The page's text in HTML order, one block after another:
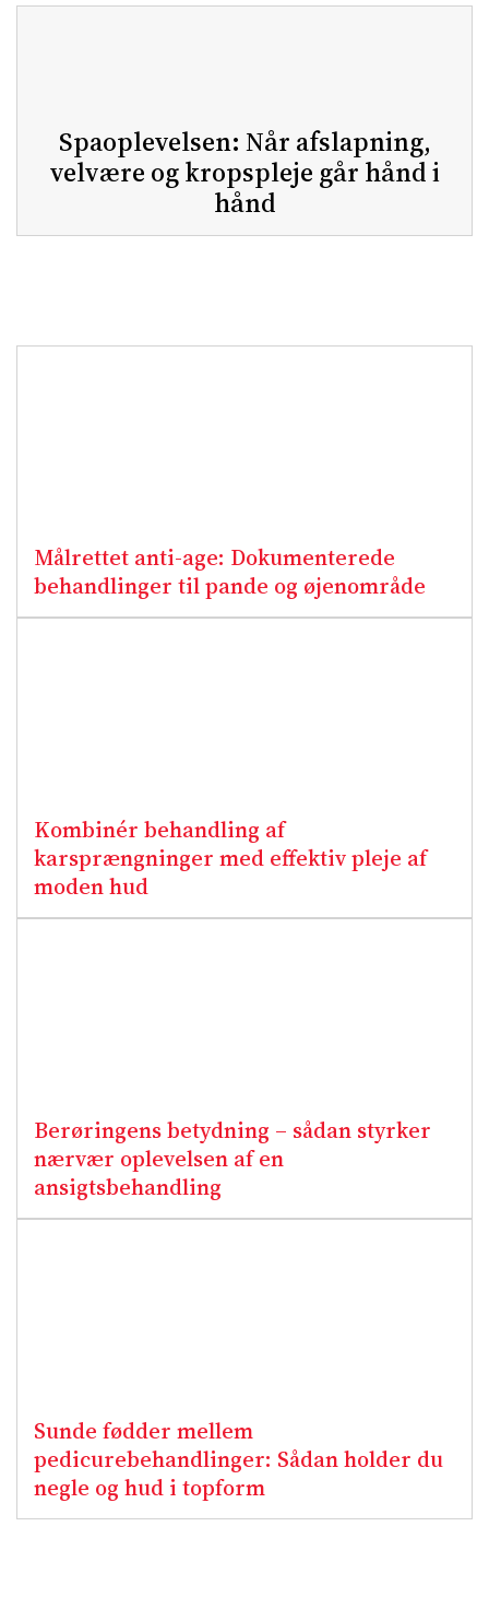
Spaoplevelsen: Når afslapning,
velvære og kropspleje går hånd i
hånd
Målrettet anti-age: Dokumenterede
behandlinger til pande og øjenområde
Kombinér behandling af
karsprængninger med effektiv pleje af
moden hud
Berøringens betydning – sådan styrker
nærvær oplevelsen af en
ansigtsbehandling
Sunde fødder mellem
pedicurebehandlinger: Sådan holder du
negle og hud i topform